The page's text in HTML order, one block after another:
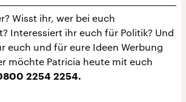
Wisst ihr, wer bei euch
Interessiert ihr euch für Politik? Und
euch und für eure Ideen Werbung
möchte Patricia heute mit euch
2254 2254.